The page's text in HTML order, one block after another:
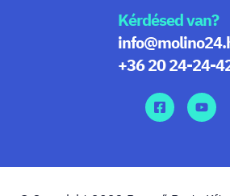
Kérdésed van?
+36 20 24-24-